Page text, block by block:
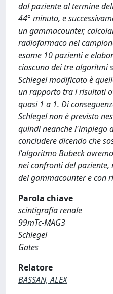
dal paziente al termine
44° minuto, e
un gammacounter,
radiofarmaco nel
esame 10 pazienti e
ciascuno dei tre algoritmi
Schlegel modificato è
un rapporto tra i risultati
quasi 1 a 1. Di
Schlegel non è previsto
quindi neanche l'impiego
concludere dicendo che
l'algoritmo Bubeck
nei confronti del
del gammacounter e con
Parola chiave
scintigrafia renale
99mTc-MAG3
Schlegel
Gates
Relatore
BASSAN, ALEX